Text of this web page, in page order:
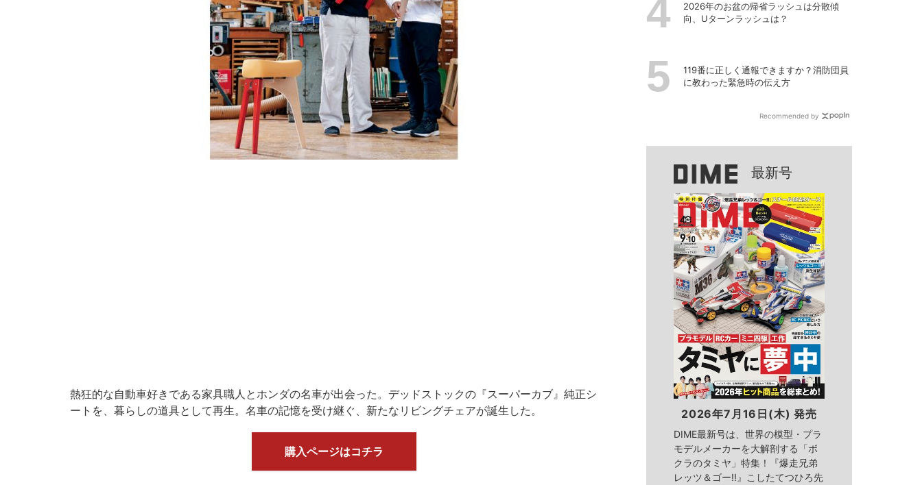
熱狂的な自動車好きである家具職人とホンダの名車が出会った。デッドストックの『スーパーカブ』純正シ
ートを、暮らしの道具として再生。名車の記憶を受け継ぐ、新たなリビングチェアが誕生した。
購入ページはコチラ
2026年のお盆の帰省ラッシュは分散傾
向、Uターンラッシュは？
119番に正しく通報できますか？消防団員
に教わった緊急時の伝え方
Recommended by
最新号
2026年7月16日(木) 発売
DIME最新号は、世界の模型・プラ
モデルメーカーを大解剖する「ボ
クラのタミヤ」特集！『爆走兄弟
レッツ＆ゴー!!』こしたてつひろ先